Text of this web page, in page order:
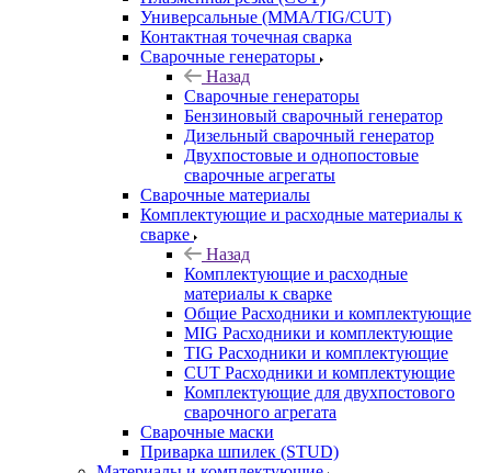
Универсальные (MMA/TIG/CUT)
Контактная точечная сварка
Сварочные генераторы
Назад
Сварочные генераторы
Бензиновый сварочный генератор
Дизельный сварочный генератор
Двухпостовые и однопостовые
сварочные агрегаты
Сварочные материалы
Комплектующие и расходные материалы к
сварке
Назад
Комплектующие и расходные
материалы к сварке
Общие Расходники и комплектующие
MIG Расходники и комплектующие
TIG Расходники и комплектующие
CUT Расходники и комплектующие
Комплектующие для двухпостового
сварочного агрегата
Сварочные маски
Приварка шпилек (STUD)